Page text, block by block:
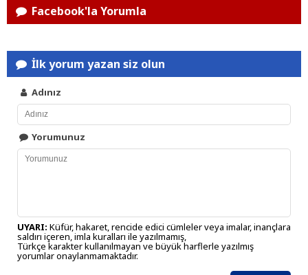
Facebook'la Yorumla
İlk yorum yazan siz olun
Adınız
Yorumunuz
UYARI: Küfür, hakaret, rencide edici cümleler veya imalar, inançlara
saldırı içeren, imla kuralları ile yazılmamış,
Türkçe karakter kullanılmayan ve büyük harflerle yazılmış
yorumlar onaylanmamaktadır.